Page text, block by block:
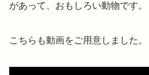
があって、おもしろい動物です。
こちらも動画をご用意しました。